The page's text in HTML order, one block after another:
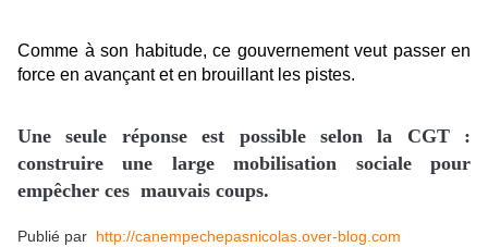
Comme à son habitude, ce gouvernement veut passer en
force en avançant et en brouillant les pistes.
Une seule réponse est possible selon la CGT :
construire une large mobilisation sociale pour
empêcher ces mauvais coups.
Publié par http://canempechepasnicolas.over-blog.com